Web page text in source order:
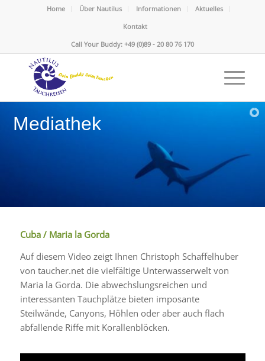
Home Über Nautilus Informationen
Aktuelles
Kontakt
Call Your Buddy: +49 (0)89 - 20 80 76 170
Mediathek
Cuba / Maria la Gorda
Auf diesem Video zeigt Ihnen Christoph Schaffelhuber
von taucher.net die vielfältige Unterwasserwelt von
Maria la Gorda. Die abwechslungsreichen und
interessanten Tauchplätze bieten imposante
Steilwände, Canyons, Höhlen oder aber auch flach
abfallende Riffe mit Korallenblöcken.